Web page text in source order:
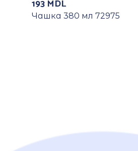
193 MDL
Чашка 380 мл 72975